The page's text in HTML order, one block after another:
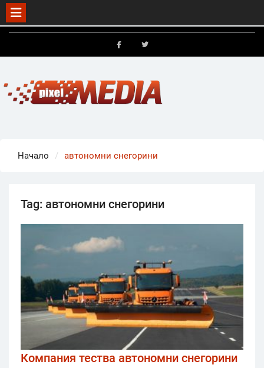
Skip
Начало автономни снегорини
Tag: автономни снегорини
Компания тества автономни снегорини